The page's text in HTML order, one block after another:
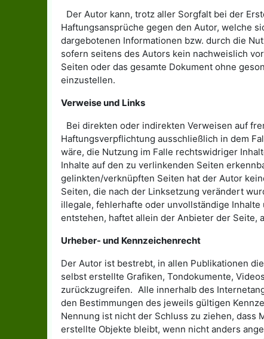
Der Autor kann, trotz aller Sorgfalt bei der
Haftungsansprüche gegen den Autor, welche
dargebotenen Informationen bzw. durch die
sofern seitens des Autors kein nachweislich
Seiten oder das gesamte Dokument ohne
einzustellen.
Verweise und Links
Bei direkten oder indirekten Verweisen auf
Haftungsverpflichtung ausschließlich in dem
wäre, die Nutzung im Falle rechtswidriger
Inhalte auf den zu verlinkenden Seiten
gelinkten/verknüpften Seiten hat der Autor
Seiten, die nach der Linksetzung verändert
illegale, fehlerhafte oder unvollständige
entstehen, haftet allein der Anbieter der
Urheber- und Kennzeichenrecht
Der Autor ist bestrebt, in allen Publikationen
selbst erstellte Grafiken, Tondokumente,
zurückzugreifen. Alle innerhalb des
den Bestimmungen des jeweils gültigen
Nennung ist nicht der Schluss zu ziehen,
erstellte Objekte bleibt, wenn nicht anders